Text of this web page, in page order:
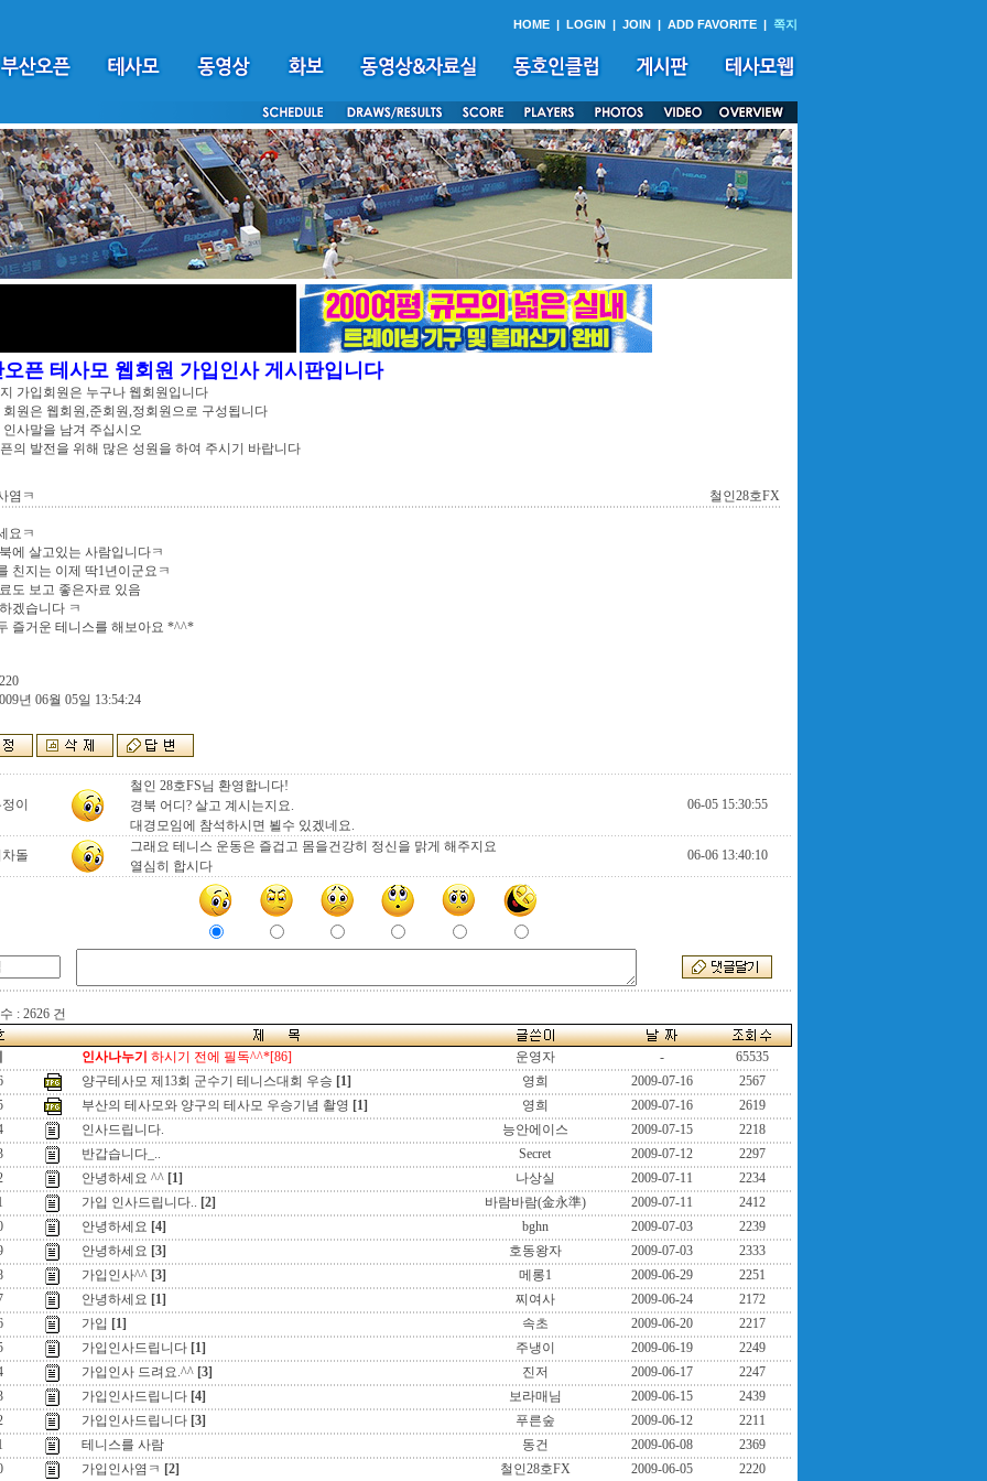
HOME | LOGIN | JOIN | ADD FAVORITE | 쪽지
픈 테사모 웹회원 가입인사 게시판입니다
가입회원은 누구나 웹회원입니다
원은 웹회원,준회원,정회원으로 구성됩니다
사말을 남겨 주십시오
의 발전을 위해 많은 성원을 하여 주시기 바랍니다
염ㅋ 철인28호FX
요ㅋ
에 살고있는 사람입니다ㅋ
친지는 이제 딱1년이군요ㅋ
도 보고 좋은자료 있음
겠습니다 ㅋ
즐거운 테니스를 해보아요 *^^*
년 06월 05일 13:54:24
이
철인 28호FS님 환영합니다!
경북 어디? 살고 계시는지요.
대경모임에 참석하시면 뵐수 있겠네요.
06-05 15:30:55
돌
그래요 테니스 운동은 즐겁고 몸을건강히 정신을 맑게 해주지요
열심히 합시다
06-06 13:40:10
: 2626 건
인사나누기 하시기 전에 필독^^*[86] 운영자 -
65535
양구테사모 제13회 군수기 테니스대회 우승 [1] 영희 2009-07-16
2567
부산의 테사모와 양구의 테사모 우승기념 촬영 [1] 영희 2009-07-16
2619
인사드립니다. 능안에이스 2009-07-15
2218
반갑습니다_.. Secret 2009-07-12
2297
안녕하세요 ^^ [1] 나상실 2009-07-11
2234
가입 인사드립니다.. [2] 바람바람(金永準) 2009-07-11
2412
안녕하세요 [4] bghn 2009-07-03
2239
안녕하세요 [3] 호동왕자 2009-07-03
2333
가입인사^^ [3] 메롱1 2009-06-29
2251
안녕하세요 [1] 찌여사 2009-06-24
2172
가입 [1] 속초 2009-06-20
2217
가입인사드립니다 [1] 주냉이 2009-06-19
2249
가입인사 드려요.^^ [3] 진저 2009-06-17
2247
가입인사드립니다 [4] 보라매님 2009-06-15
2439
가입인사드립니다 [3] 푸른숲 2009-06-12
2211
테니스를 사람 동건 2009-06-08
2369
가입인사염ㅋ [2] 철인28호FX 2009-06-05 2220